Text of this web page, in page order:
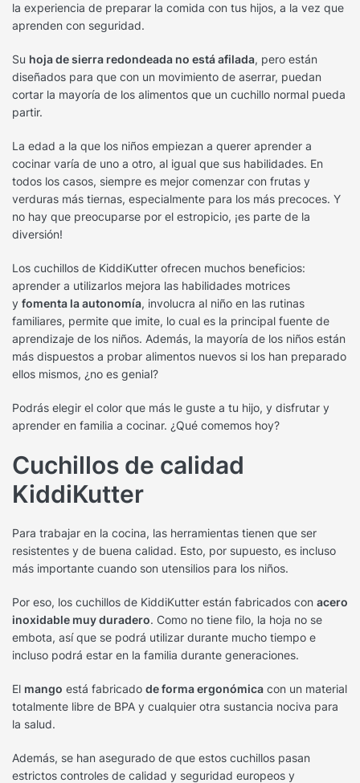
la experiencia de preparar la comida con tus hijos, a la vez que
aprenden con seguridad.
Su hoja de sierra redondeada no está afilada, pero están
diseñados para que con un movimiento de aserrar, puedan
cortar la mayoría de los alimentos que un cuchillo normal pueda
partir.
La edad a la que los niños empiezan a querer aprender a
cocinar varía de uno a otro, al igual que sus habilidades. En
todos los casos, siempre es mejor comenzar con frutas y
verduras más tiernas, especialmente para los más precoces. Y
no hay que preocuparse por el estropicio, ¡es parte de la
diversión!
Los cuchillos de KiddiKutter ofrecen muchos beneficios:
aprender a utilizarlos mejora las habilidades motrices
y fomenta la autonomía, involucra al niño en las rutinas
familiares, permite que imite, lo cual es la principal fuente de
aprendizaje de los niños. Además, la mayoría de los niños están
más dispuestos a probar alimentos nuevos si los han preparado
ellos mismos, ¿no es genial?
Podrás elegir el color que más le guste a tu hijo, y disfrutar y
aprender en familia a cocinar. ¿Qué comemos hoy?
Cuchillos de calidad
KiddiKutter
Para trabajar en la cocina, las herramientas tienen que ser
resistentes y de buena calidad. Esto, por supuesto, es incluso
más importante cuando son utensilios para los niños.
Por eso, los cuchillos de KiddiKutter están fabricados con acero
inoxidable muy duradero. Como no tiene filo, la hoja no se
embota, así que se podrá utilizar durante mucho tiempo e
incluso podrá estar en la familia durante generaciones.
El mango está fabricado de forma ergonómica con un material
totalmente libre de BPA y cualquier otra sustancia nociva para
la salud.
Además, se han asegurado de que estos cuchillos pasan
estrictos controles de calidad y seguridad europeos y